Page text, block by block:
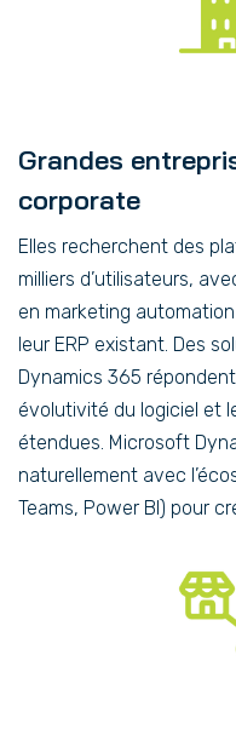
Grandes
corporate
Elles recherchent des
milliers d’utilisateurs,
en marketing
leur ERP existant. Des
Dynamics 365
évolutivité du logiciel et
étendues. Microsoft
naturellement avec
Teams, Power BI) pour